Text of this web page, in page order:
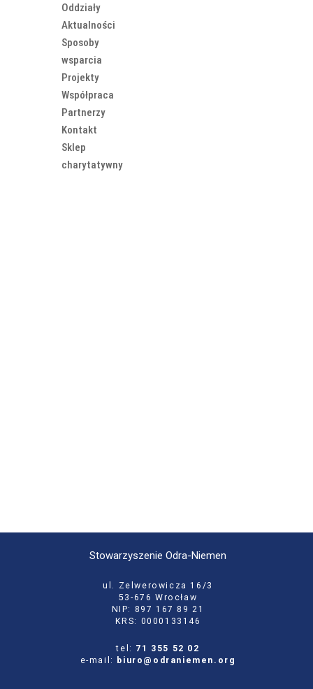
Oddziały
Aktualności
Sposoby
wsparcia
Projekty
Współpraca
Partnerzy
Kontakt
Sklep
charytatywny
Stowarzyszenie Odra-Niemen
ul. Zelwerowicza 16/3
53-676 Wrocław
NIP: 897 167 89 21
KRS: 0000133146
tel: 71 355 52 02
e-mail:
biuro@odraniemen.org